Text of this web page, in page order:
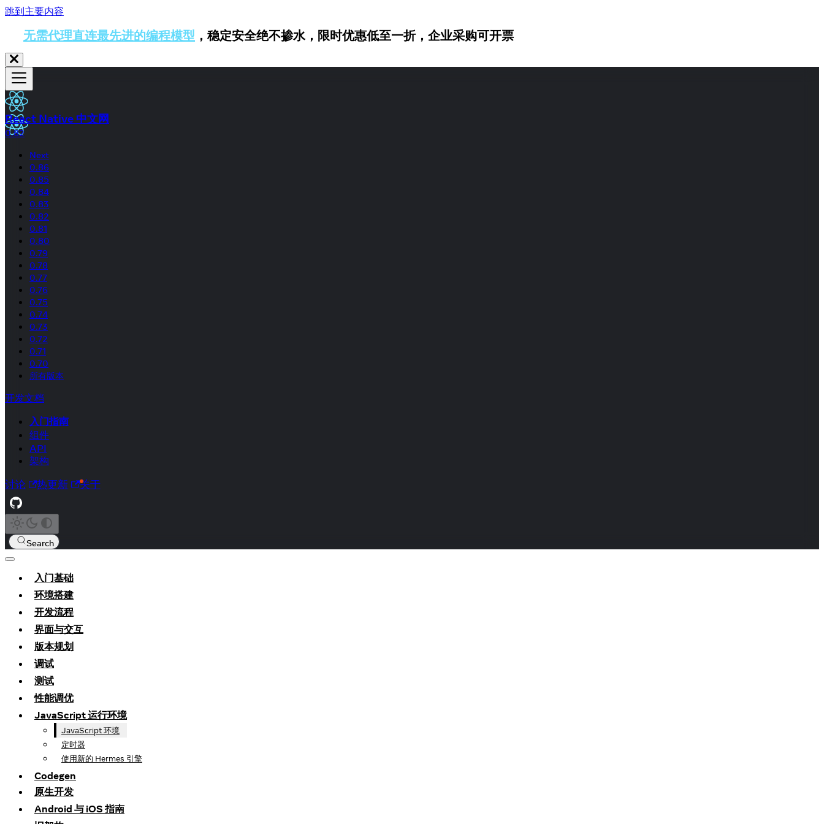
跳到主要内容
无需代理直连最先进的编程模型 ，稳定安全绝不掺水，限时优惠低至一折，企业采购可开票
React Native 中文网
0.82
Next
0.86
0.85
0.84
0.83
0.82
0.81
0.80
0.79
0.78
0.77
0.76
0.75
0.74
0.73
0.72
0.71
0.70
所有版本
开发文档
入门指南
组件
API
架构
讨论 热更新 关于
Search
入门基础
环境搭建
开发流程
界面与交互
版本规划
调试
测试
性能调优
JavaScript 运行环境
JavaScript 环境
定时器
使用新的 Hermes 引擎
Codegen
原生开发
Android 与 iOS 指南